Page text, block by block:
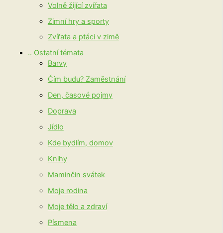
Volně žijící zvířata
Zimní hry a sporty
Zvířata a ptáci v zimě
.. Ostatní témata
Barvy
Čím budu? Zaměstnání
Den, časové pojmy
Doprava
Jídlo
Kde bydlím, domov
Knihy
Maminčin svátek
Moje rodina
Moje tělo a zdraví
Písmena